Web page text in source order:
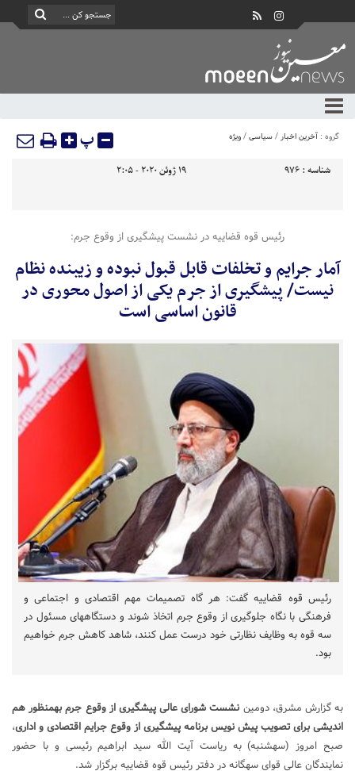
گروه : آخرین اخبار/سیاسی/ویژه پ
شناسه : 976 19 ژوئن 2020 - 2:05
رئیس قوه قضاییه در نشست پیشگیری از وقوع جرم:
آمار جرایم و تخلفات قابل قبول نبوده و زیبنده نظام
نیست/ پیشگیری از جرم یکی از اصول محوری در
قانون اساسی است
رئیس قوه قضاییه گفت: هر گاه تصمیمات مهم اقتصادی و اجتماعی و
فرهنگی با نگاه جلوگیری از وقوع جرم اتخاذ شوند و دستگاه‎های مسئول در
سه قوه به وظایف نظارتی خود درست عمل کنند، شاهد کاهش جرم خواهیم
بود.
به گزارش مشرق، دومین
نشست شورای عالی پیشگیری از وقوع جرم به‎منظور هم
اندیشی برای تصویب پیش نویس برنامه پیشگیری از وقوع جرایم اقتصادی و اداری،
صبح امروز (سه‎شنبه) به ریاست آیت ‎الله سید ابراهیم رئیسی و با حضور
نمایندگان عالی قوای سه‎گانه در دفتر رئیس قوه قضاییه برگزار شد.